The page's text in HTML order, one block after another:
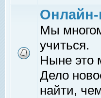
Мы
учиться.
Ныне это
Дело
найти,